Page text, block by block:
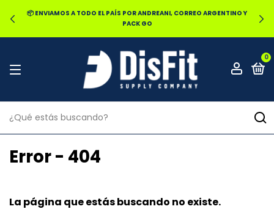
📦 ENVIAMOS A TODO EL PAÍS POR ANDREANI, CORREO ARGENTINO Y
PACK GO
0
Error - 404
La página que estás buscando no existe.